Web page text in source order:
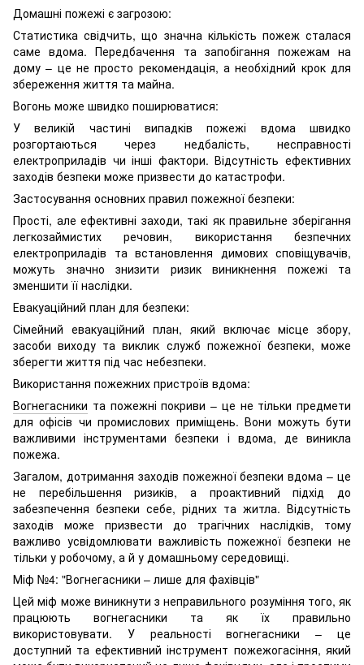
Домашні пожежі є загрозою:
Статистика свідчить, що значна кількість пожеж сталася
саме вдома. Передбачення та запобігання пожежам на
дому – це не просто рекомендація, а необхідний крок для
збереження життя та майна.
Вогонь може швидко поширюватися:
У великій частині випадків пожежі вдома швидко
розгортаються через недбалість, несправності
електроприладів чи інші фактори. Відсутність ефективних
заходів безпеки може призвести до катастрофи.
Застосування основних правил пожежної безпеки:
Прості, але ефективні заходи, такі як правильне зберігання
легкозаймистих речовин, використання безпечних
електроприладів та встановлення димових сповіщувачів,
можуть значно знизити ризик виникнення пожежі та
зменшити її наслідки.
Евакуаційний план для безпеки:
Сімейний евакуаційний план, який включає місце збору,
засоби виходу та виклик служб пожежної безпеки, може
зберегти життя під час небезпеки.
Використання пожежних пристроїв вдома:
Вогнегасники та пожежні покриви – це не тільки предмети
для офісів чи промислових приміщень. Вони можуть бути
важливими інструментами безпеки і вдома, де виникла
пожежа.
Загалом, дотримання заходів пожежної безпеки вдома – це
не перебільшення ризиків, а проактивний підхід до
забезпечення безпеки себе, рідних та житла. Відсутність
заходів може призвести до трагічних наслідків, тому
важливо усвідомлювати важливість пожежної безпеки не
тільки у робочому, а й у домашньому середовищі.
Міф №4: "Вогнегасники – лише для фахівців"
Цей міф може виникнути з неправильного розуміння того, як
працюють вогнегасники та як їх правильно
використовувати. У реальності вогнегасники – це
доступний та ефективний інструмент пожежогасіння, який